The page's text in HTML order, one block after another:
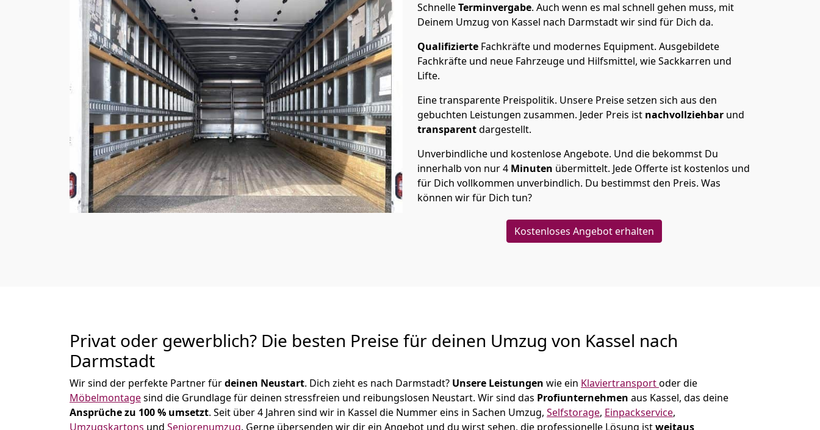
SchnelleTerminvergabe. Auch wenn es mal schnell gehen muss, mit
Deinem Umzug von Kassel nach Darmstadt wir sind für Dich da.
Qualifizierte Fachkräfte und modernes Equipment. Ausgebildete
Fachkräfte und neue Fahrzeuge und Hilfsmittel, wie Sackkarren und
Lifte.
Eine transparente Preispolitik. Unsere Preise setzen sich aus den
gebuchten Leistungen zusammen. Jeder Preis ist nachvollziehbar und
transparentdargestellt.
Unverbindliche und kostenlose Angebote. Und die bekommst Du
innerhalb von nur4 Minuten übermittelt. Jede Offerte ist kostenlos und
für Dich vollkommen unverbindlich. Du bestimmst den Preis. Was
können wir für Dich tun?
Kostenloses Angebot erhalten
Privat oder gewerblich? Die besten Preise für deinen Umzug von Kassel nach
Darmstadt
Wir sind der perfekte Partner fürdeinen Neustart. Dich zieht es nach Darmstadt? Unsere Leistungen wie ein Klaviertransportoder die
Möbelmontagesind die Grundlage für deinen stressfreien und reibungslosen Neustart. Wir sind das Profiunternehmen aus Kassel, das deine
Ansprüche zu 100 % umsetzt. Seit über 4 Jahren sind wir in Kassel die Nummer eins in Sachen Umzug, Selfstorage, Einpackservice,
Umzugskartons und Seniorenumzug. Gerne übersenden wir dir ein Angebot und du wirst sehen, die professionelle Lösung istweitaus